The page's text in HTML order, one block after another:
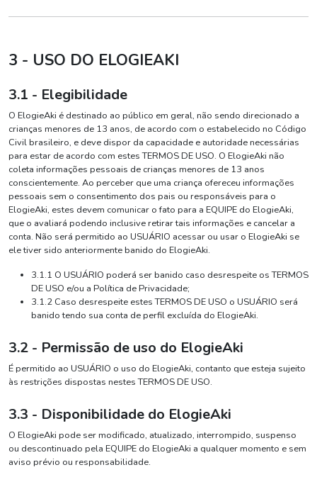
3 - USO DO ELOGIEAKI
3.1 - Elegibilidade
O ElogieAki é destinado ao público em geral, não sendo direcionado a
crianças menores de 13 anos, de acordo com o estabelecido no Código
Civil brasileiro, e deve dispor da capacidade e autoridade necessárias
para estar de acordo com estes TERMOS DE USO. O ElogieAki não
coleta informações pessoais de crianças menores de 13 anos
conscientemente. Ao perceber que uma criança ofereceu informações
pessoais sem o consentimento dos pais ou responsáveis para o
ElogieAki, estes devem comunicar o fato para a EQUIPE do ElogieAki,
que o avaliará podendo inclusive retirar tais informações e cancelar a
conta. Não será permitido ao USUÁRIO acessar ou usar o ElogieAki se
ele tiver sido anteriormente banido do ElogieAki.
3.1.1 O USUÁRIO poderá ser banido caso desrespeite os TERMOS
DE USO e/ou a Política de Privacidade;
3.1.2 Caso desrespeite estes TERMOS DE USO o USUÁRIO será
banido tendo sua conta de perfil excluída do ElogieAki.
3.2 - Permissão de uso do ElogieAki
É permitido ao USUÁRIO o uso do ElogieAki, contanto que esteja sujeito
às restrições dispostas nestes TERMOS DE USO.
3.3 - Disponibilidade do ElogieAki
O ElogieAki pode ser modificado, atualizado, interrompido, suspenso
ou descontinuado pela EQUIPE do ElogieAki a qualquer momento e sem
aviso prévio ou responsabilidade.